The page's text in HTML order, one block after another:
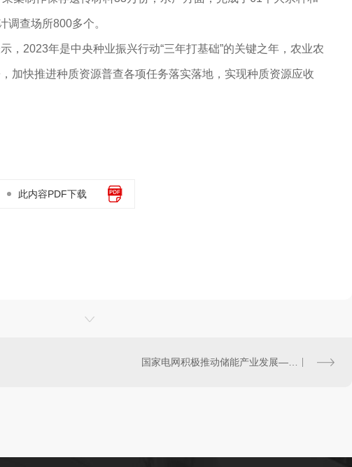
调查场所800多个。
2023年是中央种业振兴行动“三年打基础”的关键之年，农业农
加快推进种质资源普查各项任务落实落地，实现种质资源应收
此内容PDF下载
国家电网积极推动储能产业发展——“超级充电宝”助建新型能源体系